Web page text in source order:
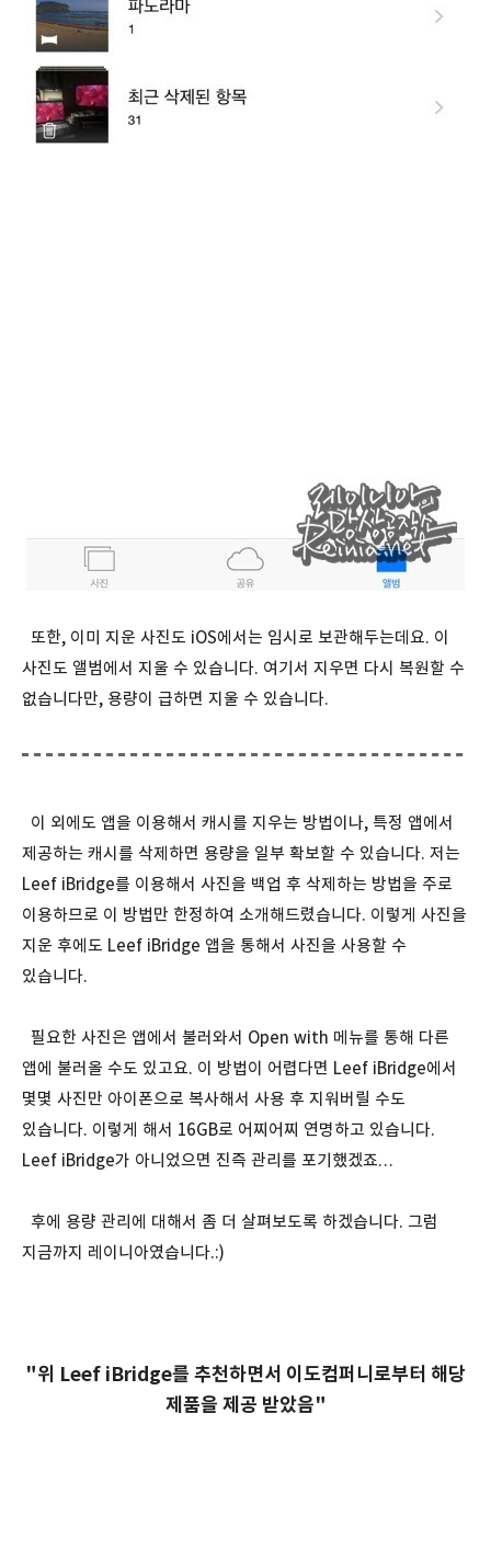
또한, 이미 지운 사진도 iOS에서는 임시로 보관해두는데요. 이
사진도 앨범에서 지울 수 있습니다. 여기서 지우면 다시 복원할 수
없습니다만, 용량이 급하면 지울 수 있습니다.
이 외에도 앱을 이용해서 캐시를 지우는 방법이나, 특정 앱에서
제공하는 캐시를 삭제하면 용량을 일부 확보할 수 있습니다. 저는
Leef iBridge를 이용해서 사진을 백업 후 삭제하는 방법을 주로
이용하므로 이 방법만 한정하여 소개해드렸습니다. 이렇게 사진을
지운 후에도 Leef iBridge 앱을 통해서 사진을 사용할 수
있습니다.
필요한 사진은 앱에서 불러와서 Open with 메뉴를 통해 다른
앱에 불러올 수도 있고요. 이 방법이 어렵다면 Leef iBridge에서
몇몇 사진만 아이폰으로 복사해서 사용 후 지워버릴 수도
있습니다. 이렇게 해서 16GB로 어찌어찌 연명하고 있습니다.
Leef iBridge가 아니었으면 진즉 관리를 포기했겠죠…
후에 용량 관리에 대해서 좀 더 살펴보도록 하겠습니다. 그럼
지금까지 레이니아였습니다.:)
"위 Leef iBridge를 추천하면서 이도컴퍼니로부터 해당
제품을 제공 받았음"